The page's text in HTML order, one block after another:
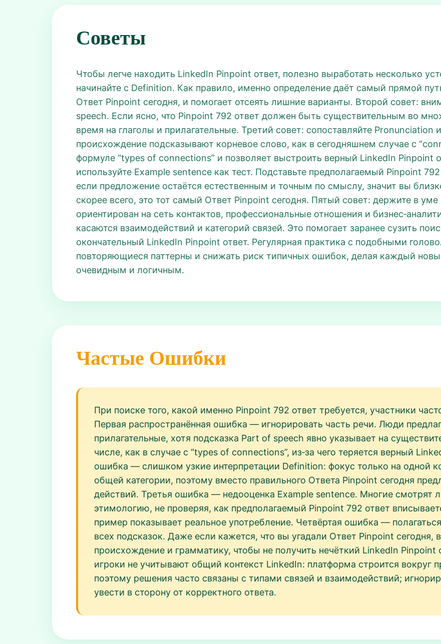
Советы
Чтобы легче находить LinkedIn Pinpoint ответ, полезно выработать несколько
начинайте с Definition. Как правило, именно определение даёт самый прямой
Ответ Pinpoint сегодня, и помогает отсеять лишние варианты. Второй совет:
speech. Если ясно, что Pinpoint 792 ответ должен быть существительным во
время на глаголы и прилагательные. Третий совет: сопоставляйте
происхождение подсказывают корневое слово, как в сегодняшнем случае с
формуле “types of connections” и позволяет выстроить верный LinkedIn Pinpoint
используйте Example sentence как тест. Подставьте предполагаемый Pinpoint
если предложение остаётся естественным и точным по смыслу, значит вы
скорее всего, это тот самый Ответ Pinpoint сегодня. Пятый совет: держите в
ориентирован на сеть контактов, профессиональные отношения и
касаются взаимодействий и категорий связей. Это помогает заранее сузить
окончательный LinkedIn Pinpoint ответ. Регулярная практика с подобными
повторяющиеся паттерны и снижать риск типичных ошибок, делая каждый
очевидным и логичным.
Частые Ошибки
При поиске того, какой именно Pinpoint 792 ответ требуется, участники
Первая распространённая ошибка — игнорировать часть речи. Люди
прилагательные, хотя подсказка Part of speech явно указывает на
числе, как в случае с “types of connections”, из‑за чего теряется верный
ошибка — слишком узкие интерпретации Definition: фокус только на одной
общей категории, поэтому вместо правильного Ответа Pinpoint сегодня
действий. Третья ошибка — недооценка Example sentence. Многие смотрят
этимологию, не проверяя, как предполагаемый Pinpoint 792 ответ
пример показывает реальное употребление. Четвёртая ошибка —
всех подсказок. Даже если кажется, что вы угадали Ответ Pinpoint сегодня,
происхождение и грамматику, чтобы не получить нечёткий LinkedIn Pinpoint
игроки не учитывают общий контекст LinkedIn: платформа строится вокруг
поэтому решения часто связаны с типами связей и взаимодействий;
увести в сторону от корректного ответа.